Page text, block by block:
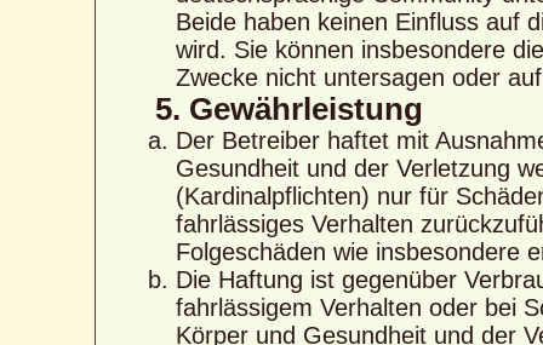
Beide haben keinen Einfluss auf
wird. Sie können insbesondere
Zwecke nicht untersagen oder
5. Gewährleistung
Der Betreiber haftet mit
Gesundheit und der Verletzung
(Kardinalpflichten) nur für
fahrlässiges Verhalten
Folgeschäden wie insbesondere
Die Haftung ist gegenüber
fahrlässigem Verhalten oder bei
Körper und Gesundheit und der